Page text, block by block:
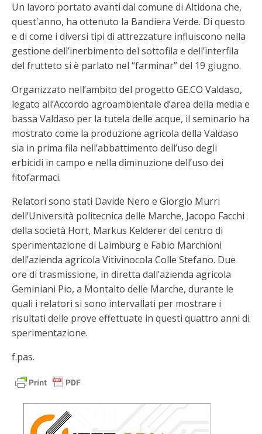
Un lavoro portato avanti dal comune di Altidona che,
quest'anno, ha ottenuto la Bandiera Verde. Di questo
e di come i diversi tipi di attrezzature influiscono nella
gestione dell’inerbimento del sottofila e dell’interfila
del frutteto si è parlato nel “farminar” del 19 giugno.
Organizzato nell’ambito del progetto GE.CO Valdaso,
legato all’Accordo agroambientale d’area della media e
bassa Valdaso per la tutela delle acque, il seminario ha
mostrato come la produzione agricola della Valdaso
sia in prima fila nell’abbattimento dell’uso degli
erbicidi in campo e nella diminuzione dell’uso dei
fitofarmaci.
Relatori sono stati Davide Nero e Giorgio Murri
dell’Università politecnica delle Marche, Jacopo Facchi
della società Hort, Markus Kelderer del centro di
sperimentazione di Laimburg e Fabio Marchioni
dell’azienda agricola Vitivinocola Colle Stefano. Due
ore di trasmissione, in diretta dall’azienda agricola
Geminiani Pio, a Montalto delle Marche, durante le
quali i relatori si sono intervallati per mostrare i
risultati delle prove effettuate in questi quattro anni di
sperimentazione.
f.pas.